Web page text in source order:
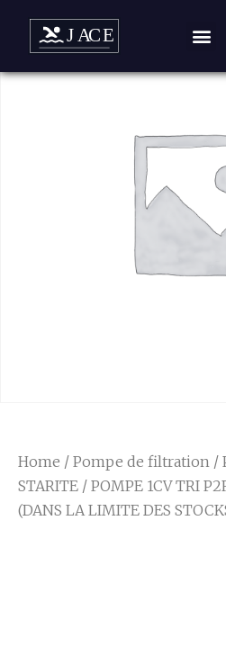
Home / Pompe de filtration /
STARITE / POMPE 1CV TRI
(DANS LA LIMITE DES